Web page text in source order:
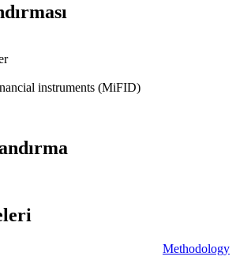
instruments (MiFID)
Methodology